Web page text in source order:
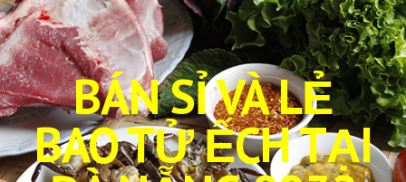
BÁN SỈ VÀ LẺ
BAO TỬ ẾCH TẠI